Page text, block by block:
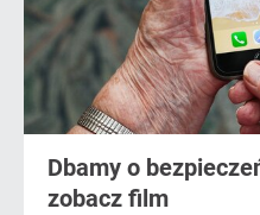
Dbamy o
zobacz film